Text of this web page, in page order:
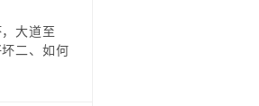
大道至
二、如何